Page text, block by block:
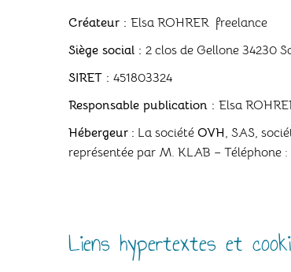
Créateur : Elsa ROHRER freelance
Siège social : 2 clos de Gellone 34230
SIRET : 451803324
Responsable publication : Elsa
Hébergeur : La société OVH, SAS,
représentée par M. KLAB – Téléphone
Liens hypertextes et